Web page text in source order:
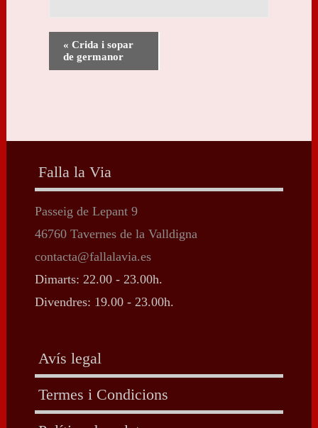
« Crida i sopar
de germanor
Falla la Via
Passeig de Lepant 9
46760 Tavernes de la Valldigna
contacta@fallalavia.es
Dimarts: 22.00 - 23.00h.
Divendres: 19.00 - 23.00h.
Avís legal
Termes i Condicions